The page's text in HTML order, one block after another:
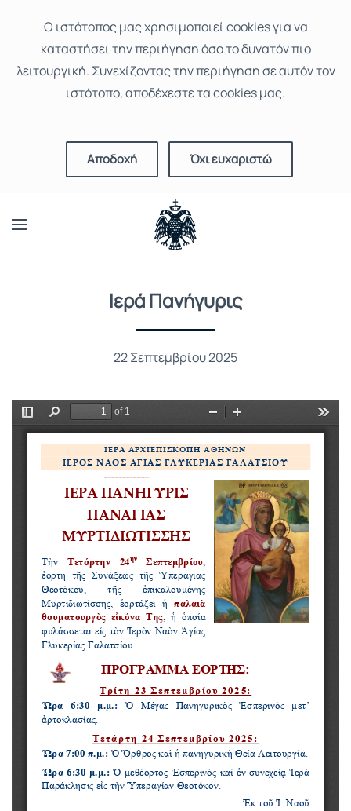
Ο ιστότοπoς μας χρησιμοποιεί cookies για να
καταστήσει την περιήγηση όσο το δυνατόν πιο
λειτουργική. Συνεχίζοντας την περιήγηση σε αυτόν τον
ιστότοπο, αποδέχεστε τα cookies μας.
Αποδοχή Όχι ευχαριστώ
Ιερά Πανήγυρις
22 Σεπτεμβρίου 2025